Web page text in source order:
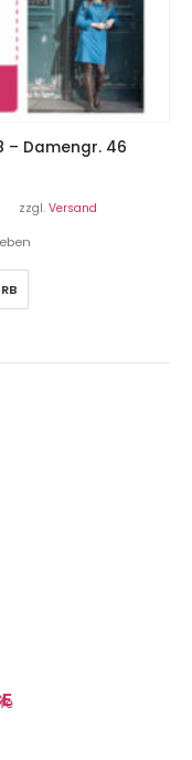
– Damengr. 46
zzgl. Versand